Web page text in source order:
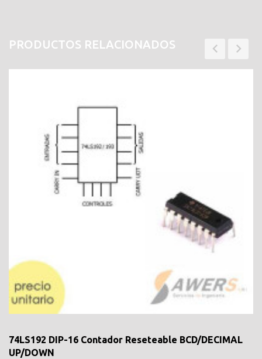
PRODUCTOS RELACIONADOS
74LS192 DIP-16 Contador Reseteable BCD/DECIMAL
UP/DOWN